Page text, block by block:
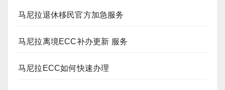
马尼拉退休移民官方加急服务
马尼拉离境ECC补办更新 服务
马尼拉ECC如何快速办理